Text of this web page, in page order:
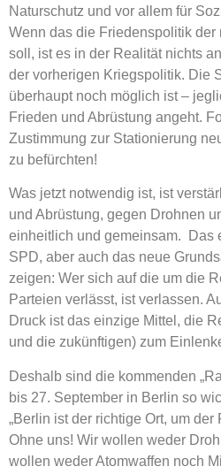
Naturschutz und vor allem für
Wenn das die Friedenspolitik
soll, ist es in der Realität nichts
der vorherigen Kriegspolitik. Die
überhaupt noch möglich ist –
Frieden und Abrüstung angeht.
Zustimmung zur Stationierung
zu befürchten!
Was jetzt notwendig ist, ist
und Abrüstung, gegen Drohnen
einheitlich und gemeinsam. Das
SPD, aber auch das neue
zeigen: Wer sich auf die um die
Parteien verlässt, ist verlassen.
Druck ist das einzige Mittel, die
und die zukünftigen) zum
Deshalb sind die kommenden
bis 27. September in Berlin so
„Berlin ist der richtige Ort, um
Ohne uns! Wir wollen weder
wollen weder Atomwaffen noch